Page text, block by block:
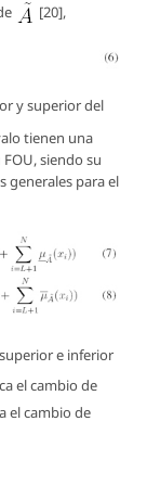
[20],
y superior del
tienen una
siendo su
generales para el
e inferior
el cambio de
el cambio de